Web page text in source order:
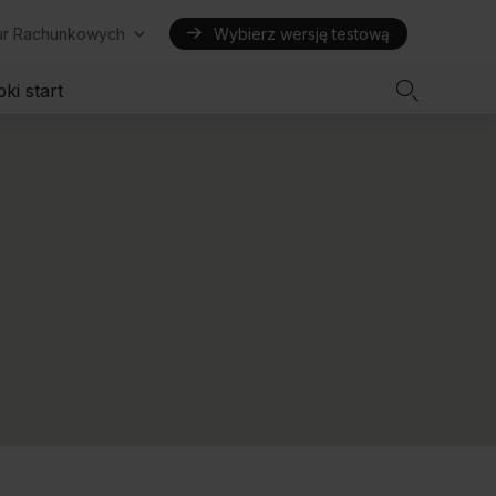
Rachunkowych Wybierz wersję testową
start 